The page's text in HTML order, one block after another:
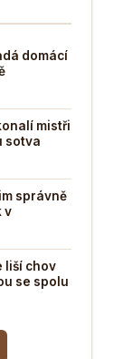
domácí
mistři
sotva
správně
v
liší chov
se spolu